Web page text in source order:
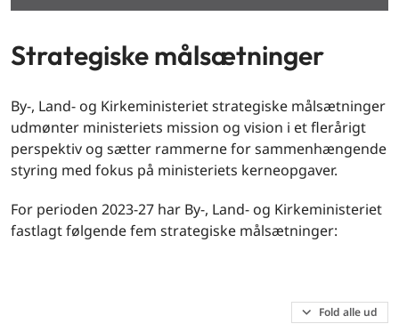
Strategiske målsætninger
By-, Land- og Kirkeministeriet strategiske målsætninger
udmønter ministeriets mission og vision i et flerårigt
perspektiv og sætter rammerne for sammenhængende
styring med fokus på ministeriets kerneopgaver.
For perioden 2023-27 har By-, Land- og Kirkeministeriet
fastlagt følgende fem strategiske målsætninger:
Fold alle ud